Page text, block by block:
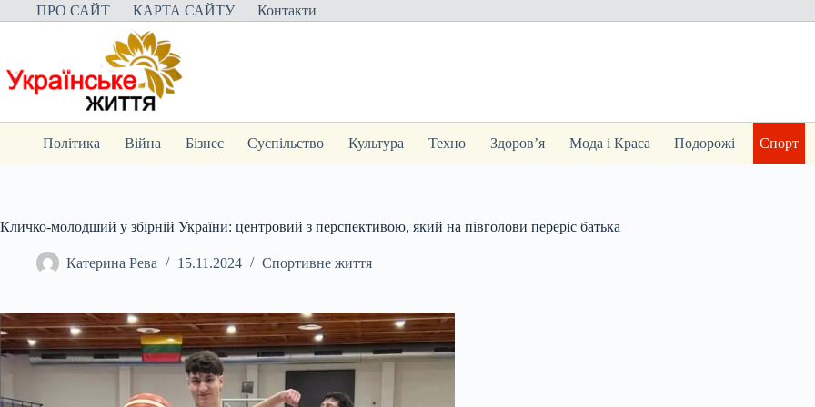
Перейти
до
ПРО САЙТ КАРТА САЙТУ Контакти
Політика Війна Бізнес Суспільство Культура Техно Здоров’я Мода і Краса Подорожі Спорт
Кличко-молодший у збірній України: центровий з перспективою, який на півголови переріс батька
Катерина Рева 15.11.2024 Спортивне життя